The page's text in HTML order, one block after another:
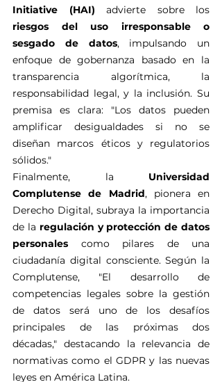
Initiative (HAI)
riesgos del uso irresponsable o
sesgado de datos, impulsando un
enfoque de gobernanza basado en la
transparencia algorítmica, la
responsabilidad legal, y la inclusión. Su
premisa es clara: "Los datos pueden
amplificar desigualdades si no se
diseñan marcos éticos y regulatorios
sólidos."
Finalmente, la Universidad
Complutense de Madrid, pionera en
Derecho Digital, subraya la importancia
de la regulación y protección de datos
personales como pilares de una
ciudadanía digital consciente. Según la
Complutense, "El desarrollo de
competencias legales sobre la gestión
de datos será uno de los desafíos
principales de las próximas dos
décadas," destacando la relevancia de
normativas como el GDPR y las nuevas
leyes en América Latina.